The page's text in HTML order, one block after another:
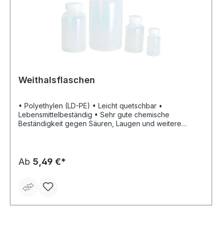
Weithalsflaschen
• Polyethylen (LD-PE) • Leicht quetschbar •
Lebensmittelbeständig • Sehr gute chemische
Beständigkeit gegen Säuren, Laugen und weitere
Proben
Ab 5,49 €*